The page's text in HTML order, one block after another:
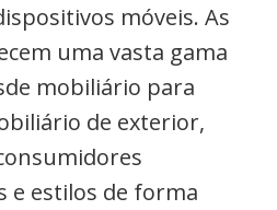
móveis. As
uma vasta gama
mobiliário para
de exterior,
e estilos de forma